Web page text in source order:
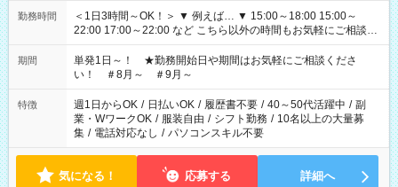
勤務時間
＜1日3時間～OK！＞ ▼ 例えば… ▼ 15:00～18:00 15:00～
22:00 17:00～22:00 など こちら以外の時間もお気軽にご相談く
ださい！
期間
単発1日～！ ★勤務開始日や期間はお気軽にご相談くださ
い！ ＃8月～ ＃9月～
特徴 週1日からOK / 日払いOK / 履歴書不要 / 40～50代活躍中 / 副
業・WワークOK / 服装自由 / シフト勤務 / 10名以上の大量募
集 / 電話対応なし / パソコンスキル不要
気になる！ 応募する 詳細へ